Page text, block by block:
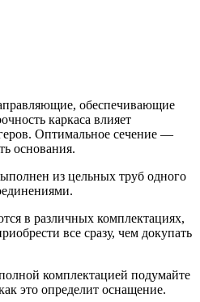
обеспечивающие
каркаса влияет
Оптимальное сечение —
основания.
из цельных труб одного
в различных комплектациях,
все сразу, чем докупать
комплектацией подумайте
это определит оснащение.